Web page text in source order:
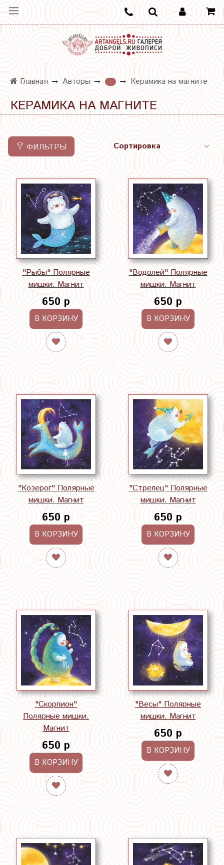
Главная Авторы - Керамика на магните
КЕРАМИКА НА МАГНИТЕ
ФИЛЬТРЫ
"Рыбы" Полярные
мишки. Магнит
650 р
В КОРЗИНУ
"Водолей" Полярные
мишки. Магнит
650 р
В КОРЗИНУ
"Козерог" Полярные
мишки. Магнит
650 р
В КОРЗИНУ
"Стрелец" Полярные
мишки. Магнит
650 р
В КОРЗИНУ
"Скорпион"
Полярные мишки.
Магнит
650 р
В КОРЗИНУ
"Весы" Полярные
мишки. Магнит
650 р
В КОРЗИНУ